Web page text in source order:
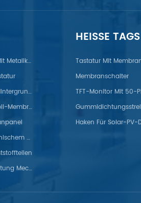
POM/PVC/PMMA/PEEK
FPC-Membranschaltertastatur Mit Metallkuppel
FPC-Membranschalter Mit LED-Hintergrundbeleuchtung
Grafische Overlays Für Automobil-Membranpanels
Hebammen-Airbags Aus Medizinischem Silikon
Kundenspezifische CNC-Bearbeitung Mechanischer Titanteile
HEISSE TAGS
Tastatur Mit
Membranschalter
Haken Für Solar-PV-